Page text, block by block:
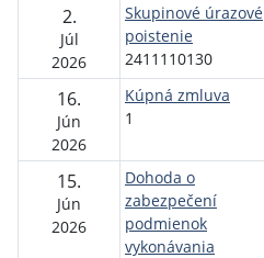
2.
Júl
2026
Skupinové úrazové
poistenie
2411110130
16.
Jún
2026
Kúpná zmluva
1
15.
Jún
2026
Dohoda o
zabezpečení
podmienok
vykonávania